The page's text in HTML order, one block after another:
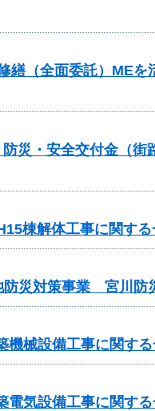
（全面委託）MEを
防災・安全交付金（
棟解体工事に関す
防災対策事業 宮川
機械設備工事に関す
電気設備工事に関す